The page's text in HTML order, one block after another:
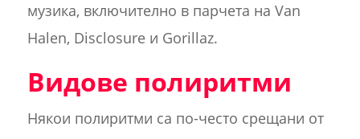
музика, включително в парчета на Van
Halen, Disclosure и Gorillaz.
Видове полиритми
Някои полиритми са по-често срещани от